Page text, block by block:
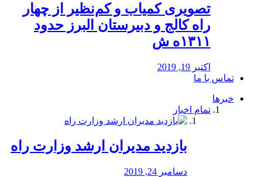
️تصویری کمیاب و کم‌نظیر از چهار
راه كالج و دبيرستان البرز حدود
۱۳۱۱ه ش
اکتبر 19, 2019
تماس با ما
خبرها
تمام اخبار
بازدید مدیران ارشد وزارت راه
دسامبر 24, 2019